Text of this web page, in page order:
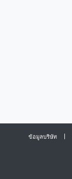
ข้อมูลบริษัท